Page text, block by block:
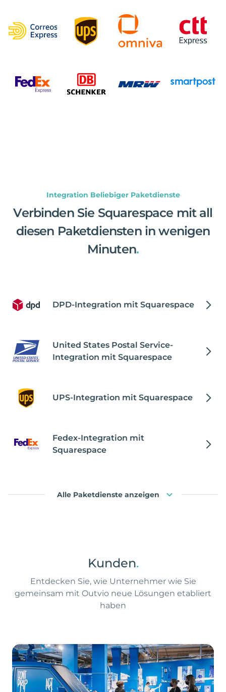
Integration Beliebiger Paketdienste
Verbinden Sie Squarespace mit all
diesen Paketdiensten in wenigen
Minuten.
DPD-Integration mit Squarespace
United States Postal Service-
Integration mit Squarespace
UPS-Integration mit Squarespace
Fedex-Integration mit
Squarespace
Alle Paketdienste anzeigen
Kunden.
Entdecken Sie, wie Unternehmer wie Sie
gemeinsam mit Outvio neue Lösungen etabliert
haben